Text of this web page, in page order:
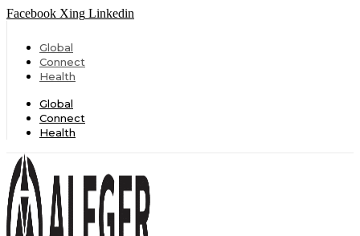
Facebook Xing Linkedin
Global
Connect
Health
Global
Connect
Health